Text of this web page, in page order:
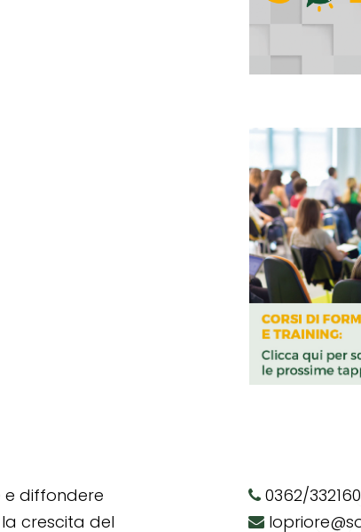
e diffondere
crescita del
0362/332160